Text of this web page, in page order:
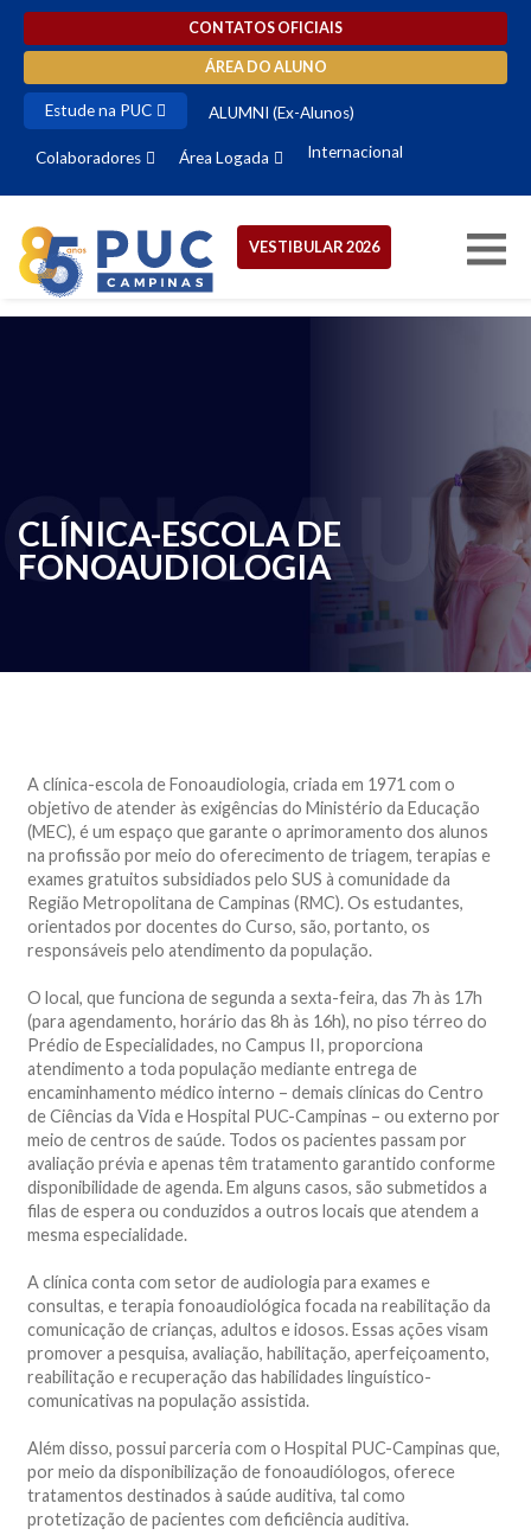
CONTATOS OFICIAIS
ÁREA DO ALUNO
Estude na PUC ALUMNI (Ex-Alunos)
Colaboradores Área Logada Internacional
VESTIBULAR 2026
CLÍNICA-ESCOLA DE
FONOAUDIOLOGIA
A clínica-escola de Fonoaudiologia, criada em 1971 com o
objetivo de atender às exigências do Ministério da Educação
(MEC), é um espaço que garante o aprimoramento dos alunos
na profissão por meio do oferecimento de triagem, terapias e
exames gratuitos subsidiados pelo SUS à comunidade da
Região Metropolitana de Campinas (RMC). Os estudantes,
orientados por docentes do Curso, são, portanto, os
responsáveis pelo atendimento da população.
O local, que funciona de segunda a sexta-feira, das 7h às 17h
(para agendamento, horário das 8h às 16h), no piso térreo do
Prédio de Especialidades, no Campus II, proporciona
atendimento a toda população mediante entrega de
encaminhamento médico interno – demais clínicas do Centro
de Ciências da Vida e Hospital PUC-Campinas – ou externo por
meio de centros de saúde. Todos os pacientes passam por
avaliação prévia e apenas têm tratamento garantido conforme
disponibilidade de agenda. Em alguns casos, são submetidos a
filas de espera ou conduzidos a outros locais que atendem a
mesma especialidade.
A clínica conta com setor de audiologia para exames e
consultas, e terapia fonoaudiológica focada na reabilitação da
comunicação de crianças, adultos e idosos. Essas ações visam
promover a pesquisa, avaliação, habilitação, aperfeiçoamento,
reabilitação e recuperação das habilidades linguístico-
comunicativas na população assistida.
Além disso, possui parceria com o Hospital PUC-Campinas que,
por meio da disponibilização de fonoaudiólogos, oferece
tratamentos destinados à saúde auditiva, tal como
protetização de pacientes com deficiência auditiva.